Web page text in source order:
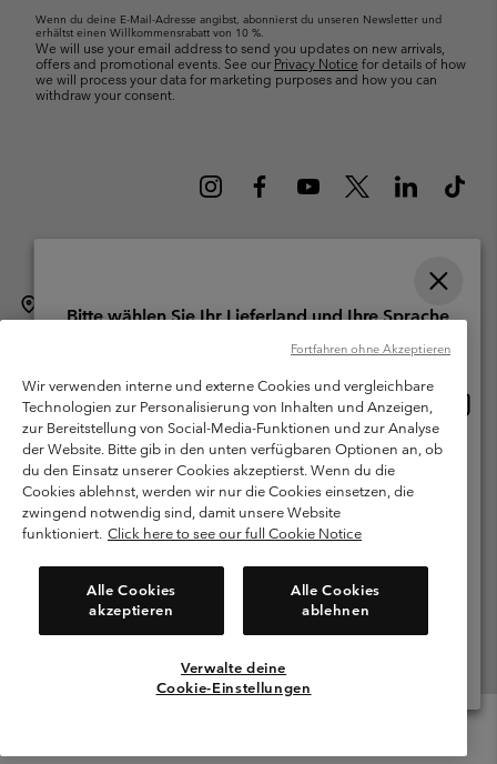
Wenn du deine E-Mail-Adresse angibst, abonnierst du unseren Newsletter und
erhältst einen Willkommensrabatt von 10 %.
We will use your email address to send you updates on new arrivals,
offers and promotional events. See our Privacy Notice for details of how
we will process your data for marketing purposes and how you can
withdraw your consent.
Schweiz (Deutsch) English › français › italiano ›
Columbia Sportswear Company. Avenue des Morgines, 12 1213
Petit-Lancy Switzerland. Alle Rechte vorbehalten.
Nutzungsbedingungen
Allgemeine Verkaufsbedingungen
Garantie
Datenschutzerklärung
Bestimmungen und Bedingungen des Mitglieder Programms
Nutzungsbedingungen Für Nutzergenerierte Inhalte
Impressum
Cookies
Kundenservice: Mo- Fr. 9:00 - 13:00 & 14:00- 18:00 Uhr
(+)41315282015
Wir verwenden interne und externe Cookies und vergleichbare
Technologien zur Personalisierung von Inhalten und Anzeigen,
zur Bereitstellung von Social-Media-Funktionen und zur Analyse
der Website. Bitte gib in den unten verfügbaren Optionen an, ob
du den Einsatz unserer Cookies akzeptierst. Wenn du die
Cookies ablehnst, werden wir nur die Cookies einsetzen, die
zwingend notwendig sind, damit unsere Website
funktioniert. Click here to see our full Cookie Notice
Alle Cookies
akzeptieren
Alle Cookies
ablehnen
Verwalte deine
Cookie-Einstellungen
Fortfahren ohne Akzeptieren
Bitte wählen Sie Ihr Lieferland und Ihre Sprache
Online-Einkauf verfügbar
United States
Switzerland-English
Switzerland-Deutsch
Switzerland-Italiano
Alle Länder Anzeigen